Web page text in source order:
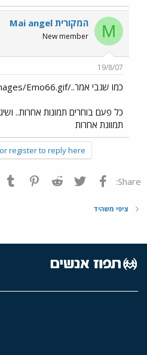
M Mai angel המקורית
New member
19/8/07
כמו שגבי אמר../images/Emo66.gif
כל פעם בוחרים תמונות אחרות..
תמוונת אחרות
register to reply here.
Share: פייסבוק Twitter
Reddit
ציפי משהיד